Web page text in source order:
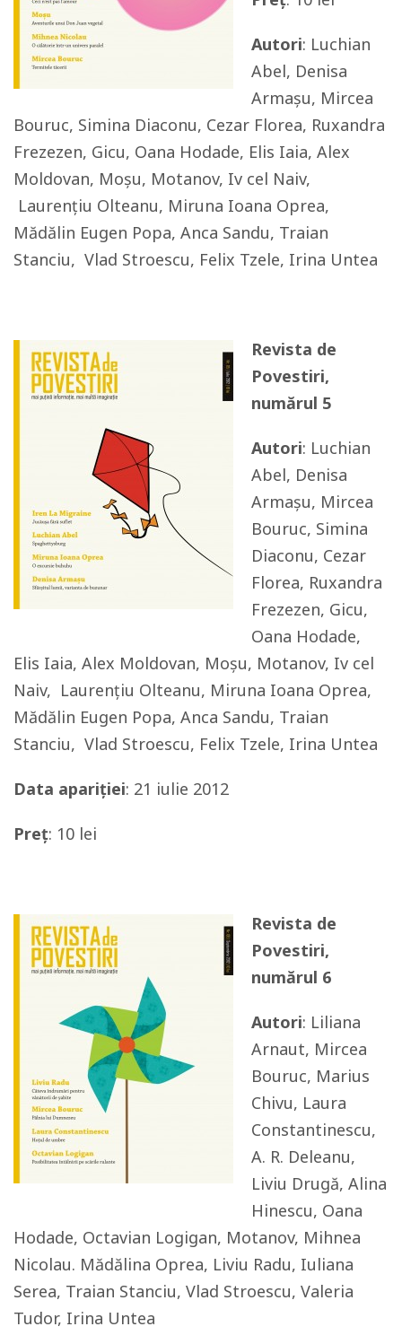
Autori: Luchian
Abel, Denisa
Armașu, Mircea
Bouruc, Simina Diaconu, Cezar Florea, Ruxandra
Frezezen, Gicu, Oana Hodade, Elis Iaia, Alex
Moldovan, Moșu, Motanov, Iv cel Naiv,
Laurențiu Olteanu, Miruna Ioana Oprea,
Mădălin Eugen Popa, Anca Sandu, Traian
Stanciu, Vlad Stroescu, Felix Tzele, Irina Untea
Revista de
Povestiri,
numărul 5
Autori: Luchian
Abel, Denisa
Armașu, Mircea
Bouruc, Simina
Diaconu, Cezar
Florea, Ruxandra
Frezezen, Gicu,
Oana Hodade,
Elis Iaia, Alex Moldovan, Moșu, Motanov, Iv cel
Naiv, Laurențiu Olteanu, Miruna Ioana Oprea,
Mădălin Eugen Popa, Anca Sandu, Traian
Stanciu, Vlad Stroescu, Felix Tzele, Irina Untea
Data apariției: 21 iulie 2012
Preț: 10 lei
Revista de
Povestiri,
numărul 6
Autori: Liliana
Arnaut, Mircea
Bouruc, Marius
Chivu, Laura
Constantinescu,
A. R. Deleanu,
Liviu Drugă, Alina
Hinescu, Oana
Hodade, Octavian Logigan, Motanov, Mihnea
Nicolau. Mădălina Oprea, Liviu Radu, Iuliana
Serea, Traian Stanciu, Vlad Stroescu, Valeria
Tudor, Irina Untea